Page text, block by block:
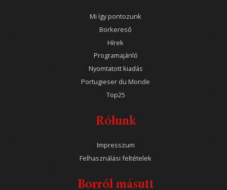
Mi így pontozunk
Borkereső
Hírek
Programajánló
Nyomtatott kiadás
Portugieser du Monde
Top25
Rólunk
Impresszum
Felhasználási feltételek
Borról másutt